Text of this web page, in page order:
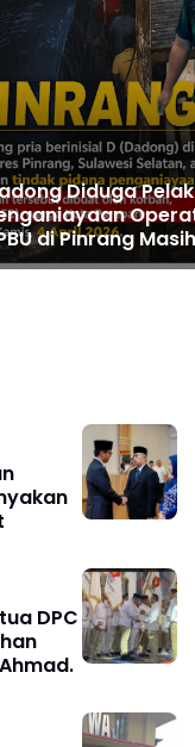
Diduga
di Pinrang Masih
Polisi
DPC